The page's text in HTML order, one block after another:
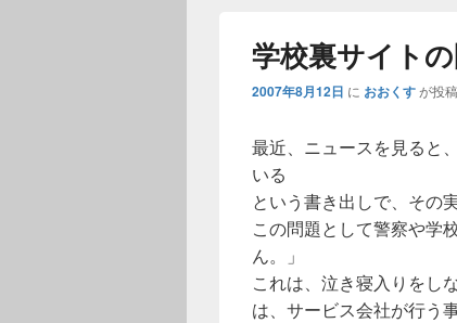
学校裏サイト
2007年8月12日 に おおくすが投稿
最近、ニュースを見ると
いる
という書き出しで、その
この問題として警察や学
ん。」
これは、泣き寝入りをし
は、サービス会社が行う